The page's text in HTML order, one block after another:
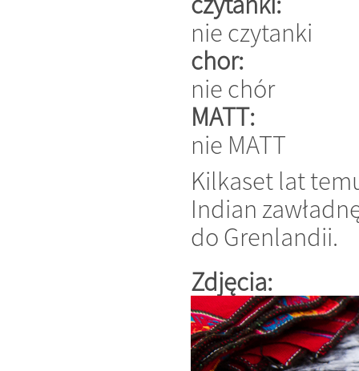
nie czytanki
chor:
nie chór
MATT:
nie MATT
Kilkaset lat
Indian
do Grenlandii.
Zdjęcia: